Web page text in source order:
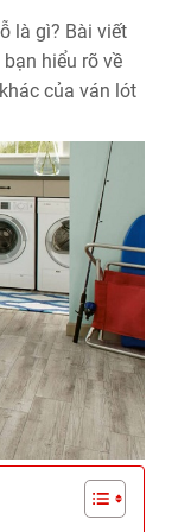
là gì? Bài viết
hiểu rõ về
của ván lót